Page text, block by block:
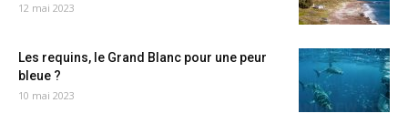
12 mai 2023
Les requins, le Grand Blanc pour une peur
bleue ?
10 mai 2023